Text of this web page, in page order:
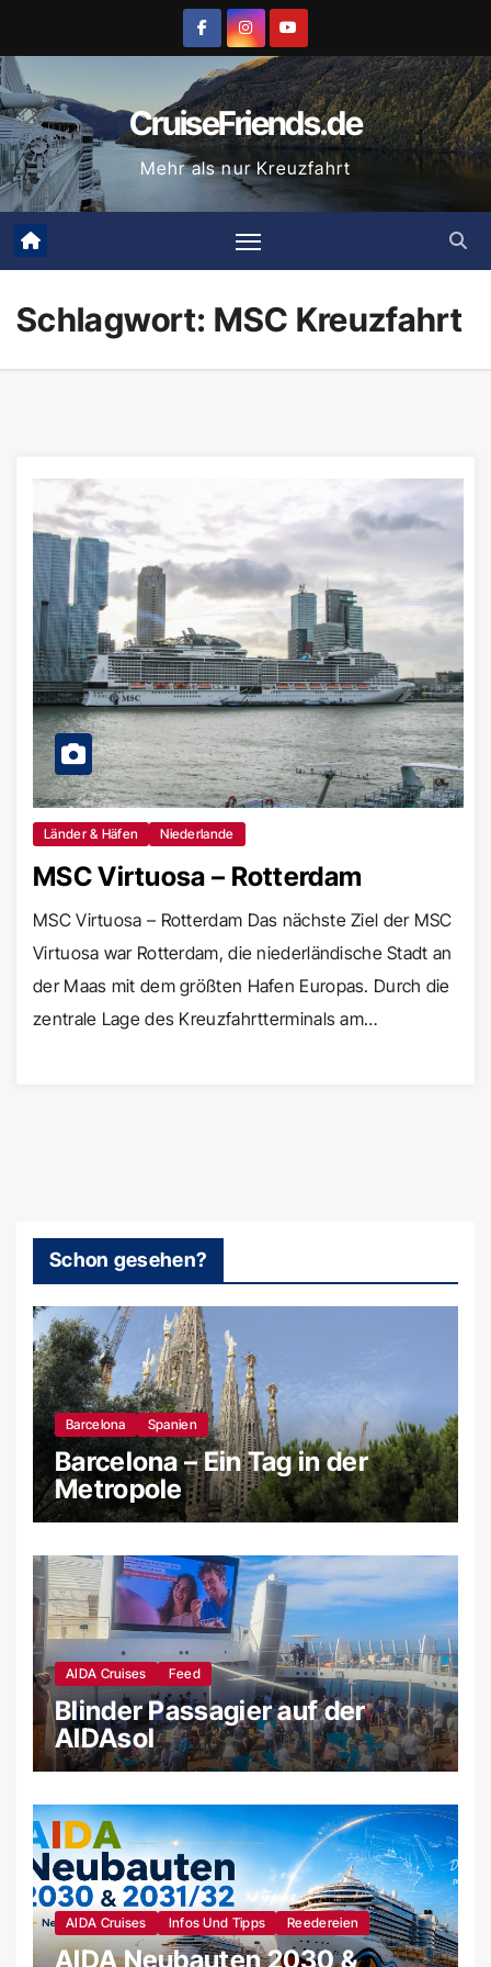
springen
CruiseFriends.de
Mehr als nur Kreuzfahrt
Schlagwort: MSC Kreuzfahrt
Länder & Häfen Niederlande
MSC Virtuosa – Rotterdam
MSC Virtuosa – Rotterdam Das nächste Ziel der MSC
Virtuosa war Rotterdam, die niederländische Stadt an
der Maas mit dem größten Hafen Europas. Durch die
zentrale Lage des Kreuzfahrtterminals am…
Schon gesehen?
Barcelona Spanien
Barcelona – Ein Tag in der
Metropole
AIDA Cruises Feed
Blinder Passagier auf der
AIDAsol
AIDA Cruises Infos Und Tipps Reedereien
AIDA Neubauten 2030 &